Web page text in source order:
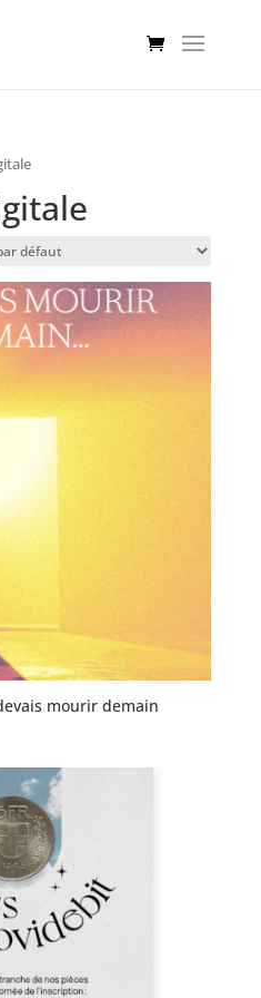
mourir demain